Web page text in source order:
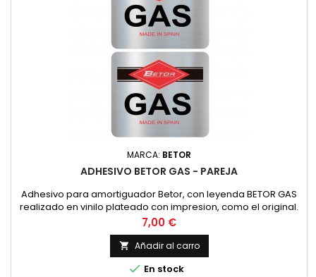
MARCA: BETOR
ADHESIVO BETOR GAS - PAREJA
Adhesivo para amortiguador Betor, con leyenda BETOR GAS
realizado en vinilo plateado con impresion, como el original.
PRECIO POR PAREJA
Precio
7,00 €
 Añadir al carro
 En stock